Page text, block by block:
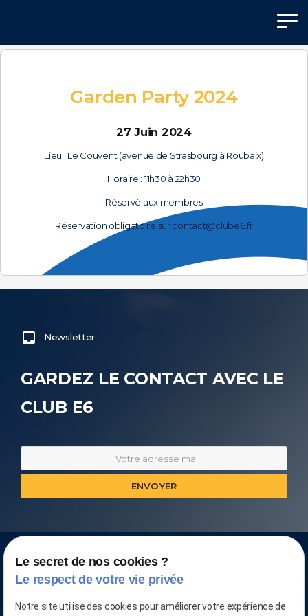
Garden Party 2024
27 Juin 2024
Lieu : Le Couvent (avenue de Strasbourg à Roubaix)
Horaire : 11h30 à 22h30
Réservé aux membres
Réservation obligatoire surcontact@clube6.fr
Newsletter
GARDEZ LE CONTACT AVEC LE
CLUB E6
Le secret de nos cookies ?
Le respect de votre vie privée
Notre site utilise des cookies pour améliorer votre expérience de